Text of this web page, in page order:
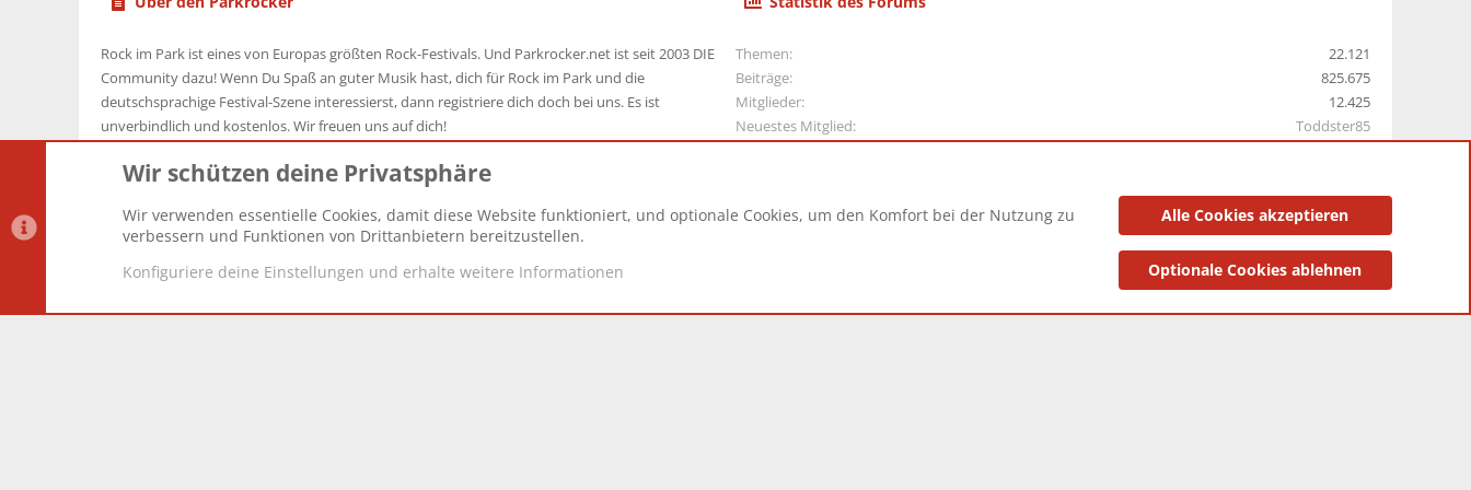
Rock im Park ist eines von Europas größten Rock-Festivals. Und Parkrocker.net ist seit 2003 DIE
Community dazu! Wenn Du Spaß an guter Musik hast, dich für Rock im Park und die
deutschsprachige Festival-Szene interessierst, dann registriere dich doch bei uns. Es ist
unverbindlich und kostenlos. Wir freuen uns auf dich!
Themen
22.121
Beiträge
825.675
Mitglieder
12.425
Neuestes Mitglied
Toddster85
Datenschutz-Einstellungen PR Light Deutsch [Du] Datenschutzerklärung Impressum
Wir schützen deine Privatsphäre
Wir verwenden essentielle Cookies, damit diese Website funktioniert, und optionale Cookies, um den Komfort bei der Nutzung zu
verbessern und Funktionen von Drittanbietern bereitzustellen.
Konfiguriere deine Einstellungen und erhalte weitere Informationen
Alle Cookies akzeptieren
Optionale Cookies ablehnen